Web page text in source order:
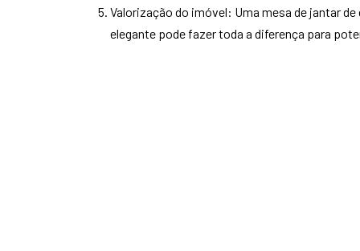
Valorização do imóvel: Uma mesa de jantar
elegante pode fazer toda a diferença para